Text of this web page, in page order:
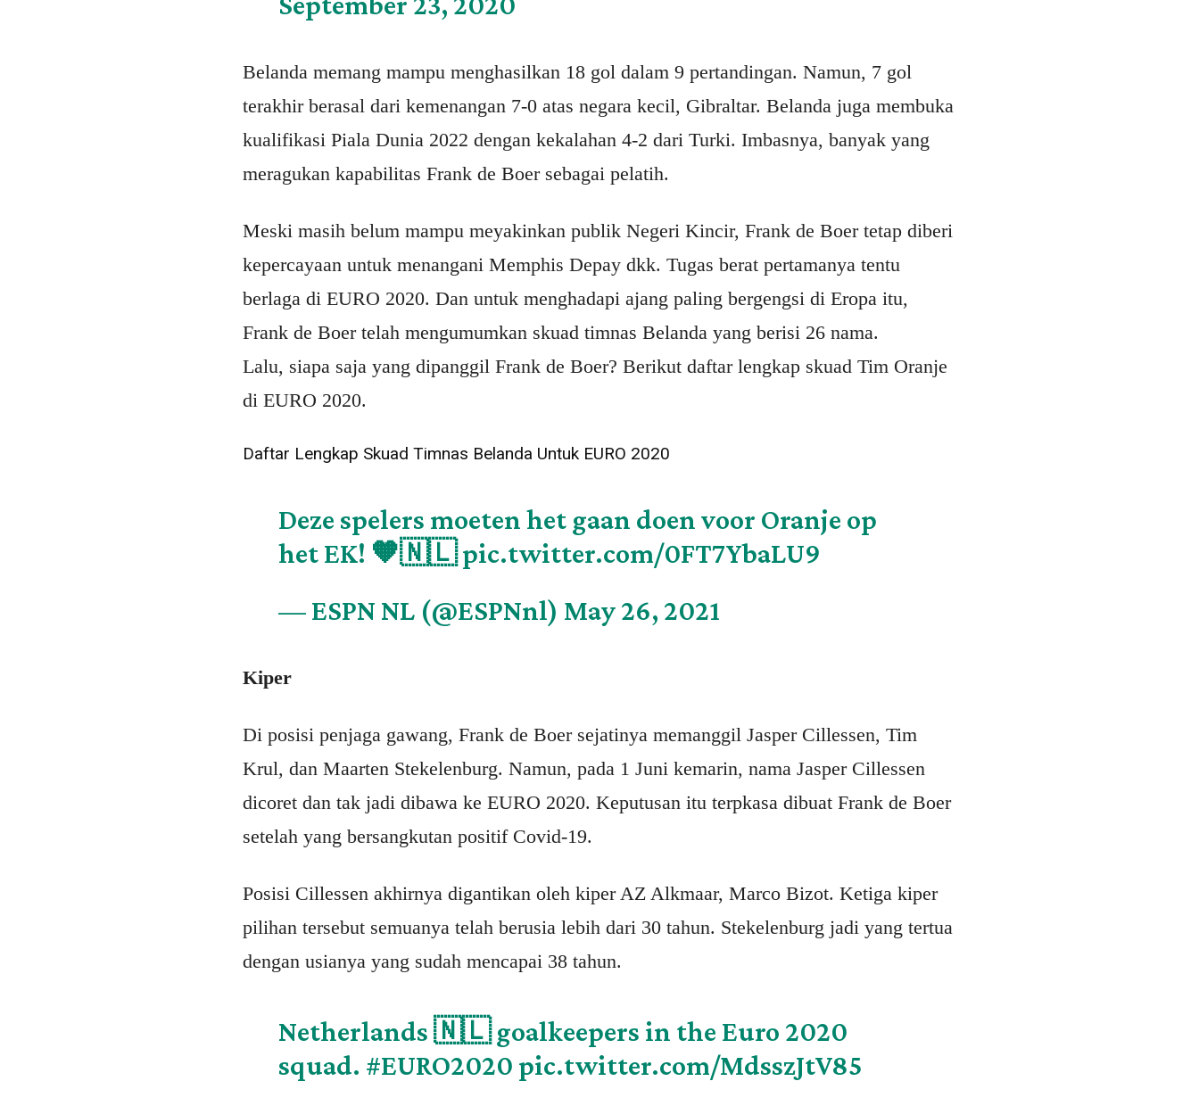
Belanda memang mampu menghasilkan 18 gol dalam 9 pertandingan. Namun, 7 gol
terakhir berasal dari kemenangan 7-0 atas negara kecil, Gibraltar. Belanda juga membuka
kualifikasi Piala Dunia 2022 dengan kekalahan 4-2 dari Turki. Imbasnya, banyak yang
meragukan kapabilitas Frank de Boer sebagai pelatih.
Meski masih belum mampu meyakinkan publik Negeri Kincir, Frank de Boer tetap diberi
kepercayaan untuk menangani Memphis Depay dkk. Tugas berat pertamanya tentu
berlaga di EURO 2020. Dan untuk menghadapi ajang paling bergengsi di Eropa itu,
Frank de Boer telah mengumumkan skuad timnas Belanda yang berisi 26 nama.
Lalu, siapa saja yang dipanggil Frank de Boer? Berikut daftar lengkap skuad Tim Oranje
di EURO 2020.
Daftar Lengkap Skuad Timnas Belanda Untuk EURO 2020
Deze spelers moeten het gaan doen voor Oranje op
het EK! 🧡🇳🇱pic.twitter.com/0FT7YbaLU9
— ESPN NL (@ESPNnl) May 26, 2021
Kiper
Di posisi penjaga gawang, Frank de Boer sejatinya memanggil Jasper Cillessen, Tim
Krul, dan Maarten Stekelenburg. Namun, pada 1 Juni kemarin, nama Jasper Cillessen
dicoret dan tak jadi dibawa ke EURO 2020. Keputusan itu terpkasa dibuat Frank de Boer
setelah yang bersangkutan positif Covid-19.
Posisi Cillessen akhirnya digantikan oleh kiper AZ Alkmaar, Marco Bizot. Ketiga kiper
pilihan tersebut semuanya telah berusia lebih dari 30 tahun. Stekelenburg jadi yang tertua
dengan usianya yang sudah mencapai 38 tahun.
Netherlands 🇳🇱 goalkeepers in the Euro 2020
squad. #EURO2020 pic.twitter.com/MdsszJtV85